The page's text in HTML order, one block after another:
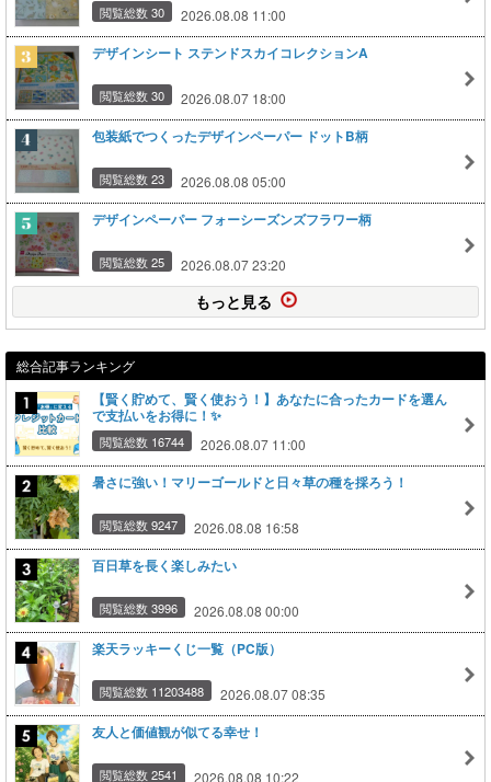
閲覧総数 30 2026.08.08 11:00
デザインシート ステンドスカイコレクションA
閲覧総数 30 2026.08.07 18:00
包装紙でつくったデザインペーパー ドットB柄
閲覧総数 23 2026.08.08 05:00
デザインペーパー フォーシーズンズフラワー柄
閲覧総数 25 2026.08.07 23:20
もっと見る
総合記事ランキング
【賢く貯めて、賢く使おう！】あなたに合ったカードを選ん
で支払いをお得に！✨
閲覧総数 16744 2026.08.07 11:00
暑さに強い！マリーゴールドと日々草の種を採ろう！
閲覧総数 9247 2026.08.08 16:58
百日草を長く楽しみたい
閲覧総数 3996 2026.08.08 00:00
楽天ラッキーくじ一覧（PC版）
閲覧総数 11203488 2026.08.07 08:35
友人と価値観が似てる幸せ！
閲覧総数 2541 2026.08.08 10:22